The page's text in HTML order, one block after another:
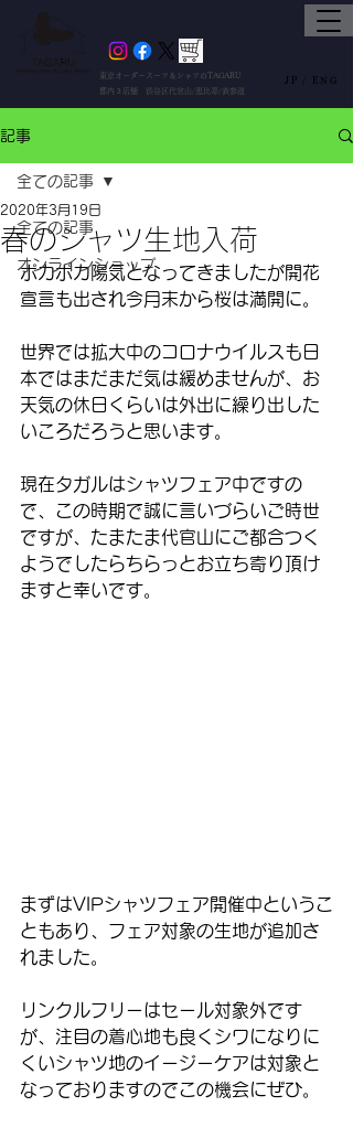
東京オーダースーツ＆シャツのTAGARU
都内３店舗 渋谷区代官山/恵比寿/表参道
ENG
JP /
記事
全ての記事
オンラインショップ
全ての記事
春のシャツ生地入荷
2020年3月19日
ポカポカ陽気となってきましたが開花
宣言も出され今月末から桜は満開に。
世界では拡大中のコロナウイルスも日
本ではまだまだ気は緩めませんが、お
天気の休日くらいは外出に繰り出した
いころだろうと思います。
現在タガルはシャツフェア中ですの
で、この時期で誠に言いづらいご時世
ですが、たまたま代官山にご都合つく
ようでしたらちらっとお立ち寄り頂け
ますと幸いです。
まずはVIPシャツフェア開催中というこ
ともあり、フェア対象の生地が追加さ
れました。
リンクルフリーはセール対象外です
が、注目の着心地も良くシワになりに
くいシャツ地のイージーケアは対象と
なっておりますのでこの機会にぜひ。